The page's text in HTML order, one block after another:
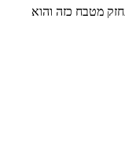
מטבח כזה והוא